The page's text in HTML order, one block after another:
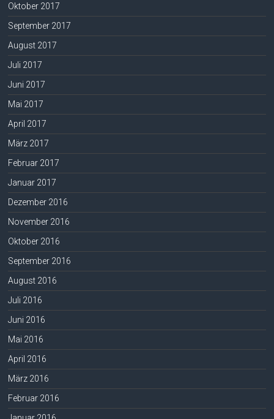
Oktober 2017
September 2017
August 2017
Juli 2017
Juni 2017
Mai 2017
April 2017
März 2017
Februar 2017
Januar 2017
Dezember 2016
November 2016
Oktober 2016
September 2016
August 2016
Juli 2016
Juni 2016
Mai 2016
April 2016
März 2016
Februar 2016